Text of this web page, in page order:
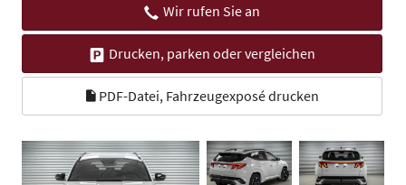
Wir rufen Sie an
Drucken, parken oder vergleichen
PDF-Datei, Fahrzeugexposé drucken